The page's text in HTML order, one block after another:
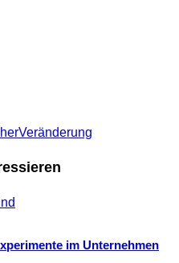
Veränderung
im Unternehmen